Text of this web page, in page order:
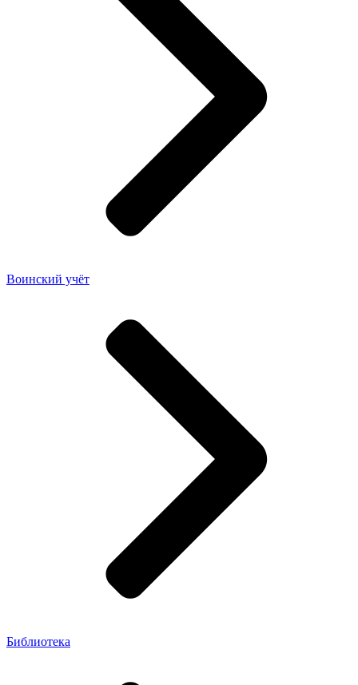
Воинский учёт
Библиотека